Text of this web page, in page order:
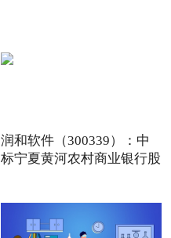
润和软件（300339）：中
标宁夏黄河农村商业银行股